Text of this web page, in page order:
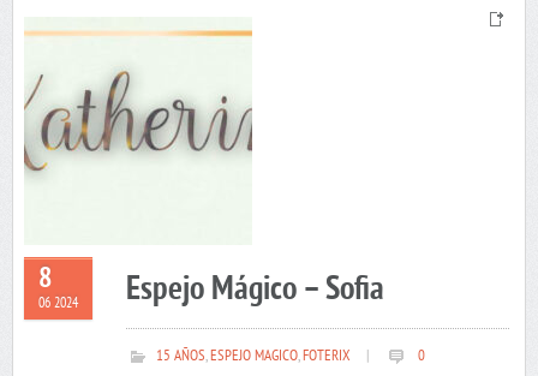
8
06 2024 Espejo Mágico – Sofia
15 AÑOS,ESPEJO MAGICO,FOTERIX 0